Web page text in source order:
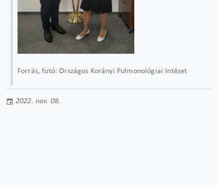
Forrás, fotó: Országos Korányi Pulmonológiai Intézet
2022. nov. 08.